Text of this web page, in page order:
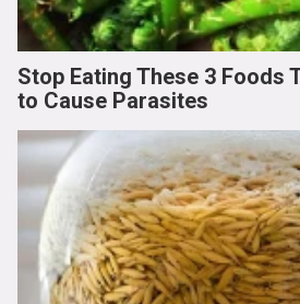
Stop Eating These 3 Foods
to Cause Parasites